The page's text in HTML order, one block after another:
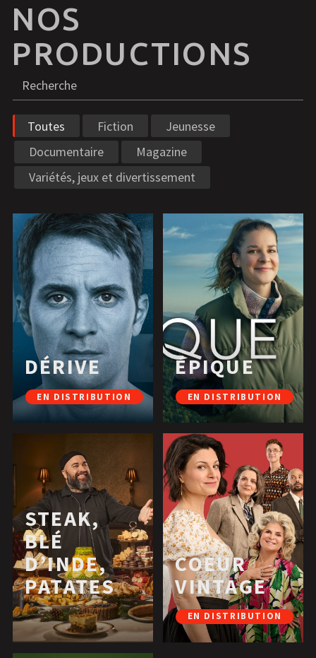
NOS
PRODUCTIONS
Recherche
Toutes Fiction
Jeunesse
Documentaire
Magazine
Variétés, jeux et divertissement
DÉRIVE
EN DISTRIBUTION
ÉPIQUE
EN DISTRIBUTION
STEAK,
BLÉ
D’INDE,
PATATES
COEUR
VINTAGE
EN DISTRIBUTION